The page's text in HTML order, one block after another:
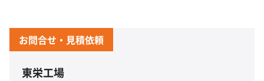
お問合せ・見積依頼
東栄工場